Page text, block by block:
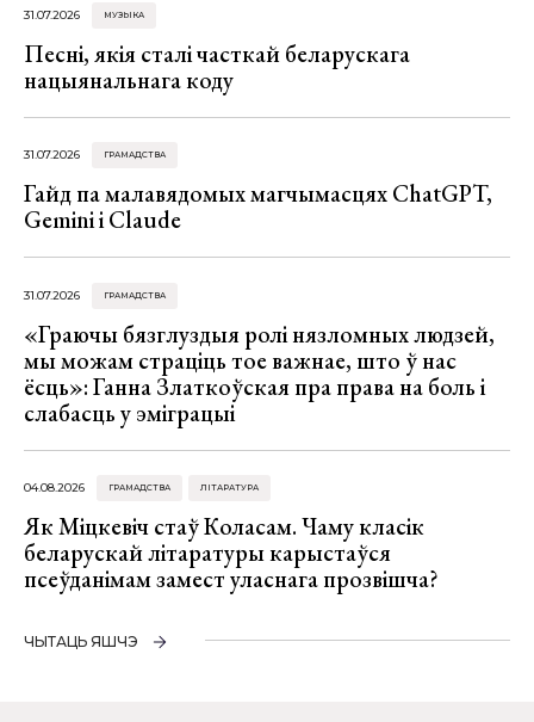
31.07.2026 МУЗЫКА
Песні, якія сталі часткай беларускага
нацыянальнага коду
31.07.2026 ГРАМАДСТВА
Гайд па малавядомых магчымасцях ChatGPT,
Gemini і Claude
31.07.2026 ГРАМАДСТВА
«Граючы бязглуздыя ролі нязломных людзей,
мы можам страціць тое важнае, што ў нас
ёсць»: Ганна Златкоўская пра права на боль і
слабасць у эміграцыі
04.08.2026 ГРАМАДСТВА ЛІТАРАТУРА
Як Міцкевіч стаў Коласам. Чаму класік
беларускай літаратуры карыстаўся
псеўданімам замест уласнага прозвішча?
ЧЫТАЦЬ ЯШЧЭ